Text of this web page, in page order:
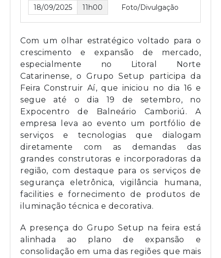
18/09/2025 11h00 Foto/Divulgação
Com um olhar estratégico voltado para o
crescimento e expansão de mercado,
especialmente no Litoral Norte
Catarinense, o Grupo Setup participa da
Feira Construir Aí, que iniciou no dia 16 e
segue até o dia 19 de setembro, no
Expocentro de Balneário Camboriú. A
empresa leva ao evento um portfólio de
serviços e tecnologias que dialogam
diretamente com as demandas das
grandes construtoras e incorporadoras da
região, com destaque para os serviços de
segurança eletrônica, vigilância humana,
facilities e fornecimento de produtos de
iluminação técnica e decorativa.
A presença do Grupo Setup na feira está
alinhada ao plano de expansão e
consolidação em uma das regiões que mais